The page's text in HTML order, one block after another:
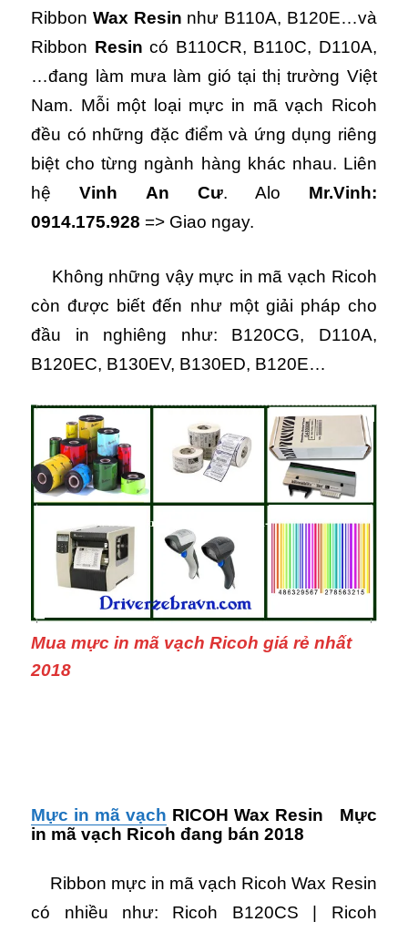
RibbonWax Resin như B110A, B120E…và
Ribbon Resin có B110CR, B110C, D110A,
…đang làm mưa làm gió tại thị trường Việt
Nam. Mỗi một loại mực in mã vạch Ricoh
đều có những đặc điểm và ứng dụng riêng
biệt cho từng ngành hàng khác nhau. Liên
hệVinh An Cư. Alo Mr.Vinh:
0914.175.928 => Giao ngay.
Không những vậy mực in mã vạch Ricoh
còn được biết đến như một giải pháp cho
đầu in nghiêng như: B120CG, D110A,
B120EC, B130EV, B130ED, B120E…
Mua mực in mã vạch Ricoh giá rẻ nhất
2018
Mực in mã vạch RICOH Wax Resin Mực
in mã vạch Ricoh đang bán 2018
Ribbon mực in mã vạch Ricoh Wax Resin
có nhiều như: Ricoh B120CS | Ricoh